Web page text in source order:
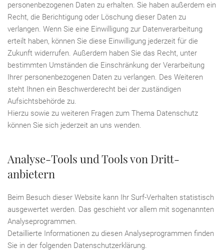
personenbezogenen Daten zu erhalten. Sie haben außerdem ein
Recht, die Berichtigung oder Löschung dieser Daten zu
verlangen. Wenn Sie eine Einwilligung zur Datenverarbeitung
erteilt haben, können Sie diese Einwilligung jederzeit für die
Zukunft widerrufen. Außerdem haben Sie das Recht, unter
bestimmten Umständen die Einschränkung der Verarbeitung
Ihrer personenbezogenen Daten zu verlangen. Des Weiteren
steht Ihnen ein Beschwerderecht bei der zuständigen
Aufsichtsbehörde zu.
Hierzu sowie zu weiteren Fragen zum Thema Datenschutz
können Sie sich jederzeit an uns wenden.
Analyse-Tools und Tools von Dritt­
anbietern
Beim Besuch dieser Website kann Ihr Surf-Verhalten statistisch
ausgewertet werden. Das geschieht vor allem mit sogenannten
Analyseprogrammen.
Detaillierte Informationen zu diesen Analyseprogrammen finden
Sie in der folgenden Datenschutzerklärung.